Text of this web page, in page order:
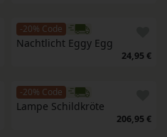
-20% Code
Nachtlicht Eggy Egg
24,95 €
-20% Code
Lampe Schildkröte
206,95 €